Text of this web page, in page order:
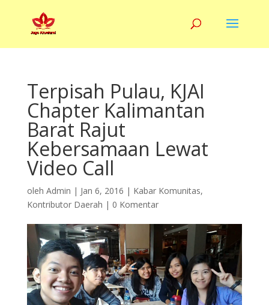
Terpisah Pulau, KJAI
Chapter Kalimantan
Barat Rajut
Kebersamaan Lewat
Video Call
oleh Admin | Jan 6, 2016 | Kabar Komunitas,
Kontributor Daerah | 0 Komentar